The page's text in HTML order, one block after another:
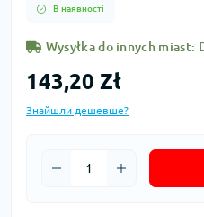
В наявності
Wysyłka do innych miast:
143,20 Zł
Знайшли дешевше?